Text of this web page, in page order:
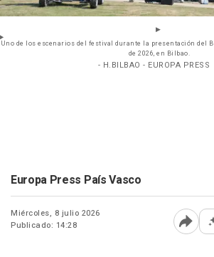
Uno de los escenarios del festival durante la presentación del
de 2026, en Bilbao.
- H.BILBAO - EUROPA PRESS
Europa Press País Vasco
Miércoles, 8 julio 2026
Publicado: 14:28
Abrir